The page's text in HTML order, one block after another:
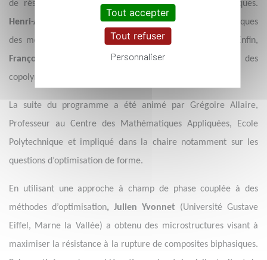
de réservoirs à hydrogène en composites thermoplastiques.
Henri-Alexandre Cayzaca discuté des propriétés mécaniques
des mousses polyamides thermoplastiques élastomères. Enfin,
François Bargain
a présenté les hautes performances des
copolymères PEBAX®.
La suite du programme a été animé par Grégoire Allaire,
Professeur au Centre des Mathématiques Appliquées, Ecole
Polytechnique et impliqué dans la chaire notamment sur les
questions d’optimisation de forme.
En utilisant une approche à champ de phase couplée à des
méthodes d’optimisation, Julien Yvonnet (Université Gustave
Eiffel, Marne la Vallée) a obtenu des microstructures visant à
maximiser la résistance à la rupture de composites biphasiques.
Tout accepter
Tout refuser
Personnaliser